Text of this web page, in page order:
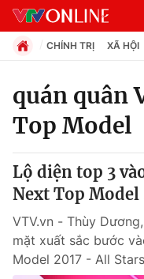
Chuyên mục
Chính trị
Xã hội
Pháp luật
CHÍNH TRỊ XÃ HỘI
quán quân
Top Model
Lộ diện top 3
Next Top Model
VTV.vn - Thùy
mặt xuất sắc bước
Model 2017 - All